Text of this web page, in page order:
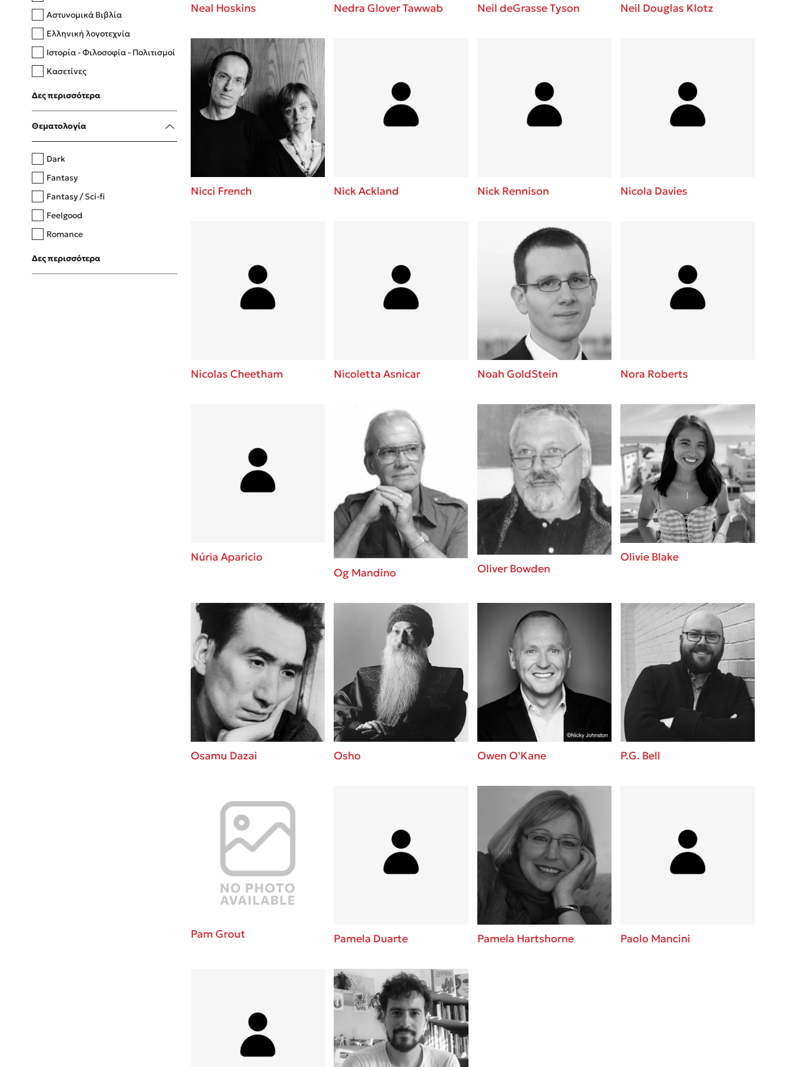
Δανάη Δεληγεώργη
Πάνω, κάτω, μπροστά, πίσω
Η μέθοδος Αφήστε τους
Αστυνομικά Βιβλία
Ελληνική λογοτεχνία
Ιστορία - Φιλοσοφία - Πολιτισμοί
Κασετίνες
Λευκώματα - Έγχρωμοι οδηγοί
Μαγειρική
Δες περισσότερα
Θεματολογία
Dark
Fantasy
Fantasy / Sci-fi
Feelgood
Romance
Upmarket
Young Adult
Δες περισσότερα
Neal Hoskins Nedra Glover Tawwab Neil deGrasse Tyson Neil Douglas Klotz
Nicci French Nick Ackland Nick Rennison Nicola Davies
Nicolas Cheetham Nicoletta Asnicar Noah GoldStein Nora Roberts
Núria Aparicio
Og Mandino
Oliver Bowden
Olivie Blake
Osamu Dazai Osho Owen O'Kane P.G. Bell
Pam Grout Pamela Duarte Pamela Hartshorne Paolo Mancini